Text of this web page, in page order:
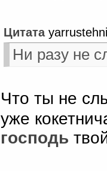
Цитата
Ни разу не
Что ты не
уже
господь